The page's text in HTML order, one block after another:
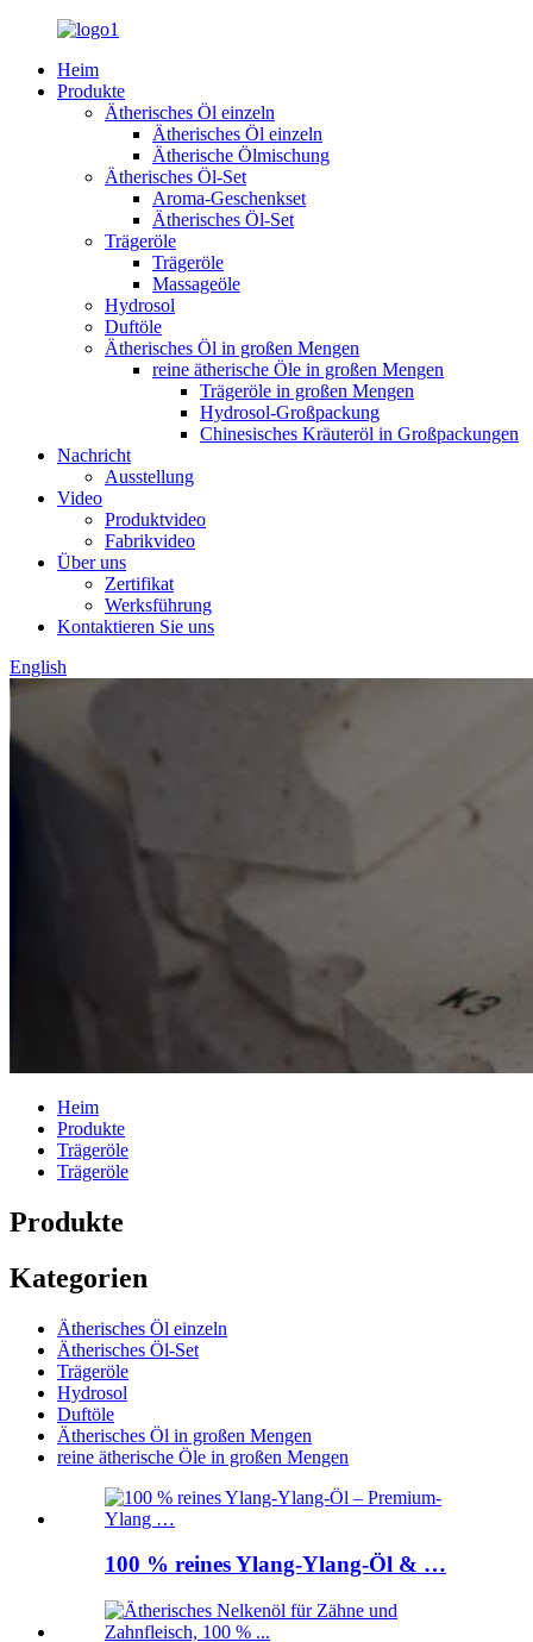
Heim
Produkte
Ätherisches Öl einzeln
Ätherisches Öl einzeln
Ätherische Ölmischung
Ätherisches Öl-Set
Aroma-Geschenkset
Ätherisches Öl-Set
Trägeröle
Trägeröle
Massageöle
Hydrosol
Duftöle
Ätherisches Öl in großen Mengen
reine ätherische Öle in großen Mengen
Trägeröle in großen Mengen
Hydrosol-Großpackung
Chinesisches Kräuteröl in Großpackungen
Nachricht
Ausstellung
Video
Produktvideo
Fabrikvideo
Über uns
Zertifikat
Werksführung
Kontaktieren Sie uns
English
Heim
Produkte
Trägeröle
Trägeröle
Produkte
Kategorien
Ätherisches Öl einzeln
Ätherisches Öl-Set
Trägeröle
Hydrosol
Duftöle
Ätherisches Öl in großen Mengen
reine ätherische Öle in großen Mengen
100 % reines Ylang-Ylang-Öl & …